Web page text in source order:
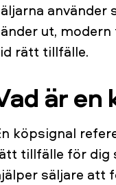
ut,
rätt tillfälle.
är en
köpsignal
tillfälle för dig
säljare att